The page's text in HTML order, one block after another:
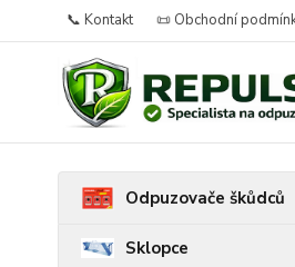
📞 Kontakt 📜 Obchodní
Odpuzovače škůdců
Sklopce